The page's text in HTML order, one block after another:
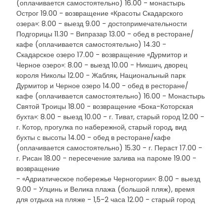
(оплачивается самостоятельно) 16.00 - монастырь
Острог 19.00 - возвращение «Красоты Скадарского
озера»: 8.00 - выезд 9.00 - достопримечательности
Подгорицы 11.30 - Випразар 13.00 - обед в ресторане/
кафе (оплачивается самостоятельно) 14.30 -
Скадарское озеро 17.00 - возвращение «Дурмитор и
Черное озеро»: 8.00 - выезд 10.00 - Никшич, дворец
короля Николы 12.00 - Жабляк, Национальный парк
Дурмитор и Черное озеро 14.00 - обед в ресторане/
кафе (оплачивается самостоятельно) 16.00 - Монастырь
Святой Троицы 18.00 - возвращение «Бока-Которская
бухта»: 8.00 - выезд 10.00 - г. Тиват, старый город 12.00 -
г. Котор, прогулка по набережной, старый город, вид
бухты с высоты 14.00 - обед в ресторане/кафе
(оплачивается самостоятельно) 15.30 - г. Пераст 17.00 -
г. Рисан 18.00 - пересечение залива на пароме 19.00 -
возвращение
- «Адриатическое побережье Черногории»: 8.00 - выезд
9.00 - Улцинь и Велика плажа (большой пляж), время
для отдыха на пляже - 1,5-2 часа 12.00 - старый город